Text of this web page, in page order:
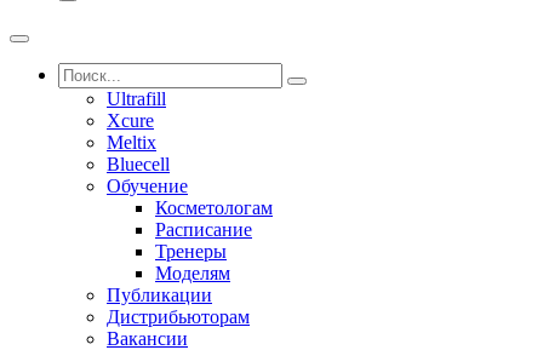
Ultrafill
Xcure
Meltix
Bluecell
Обучение
Косметологам
Расписание
Тренеры
Моделям
Публикации
Дистрибьюторам
Вакансии